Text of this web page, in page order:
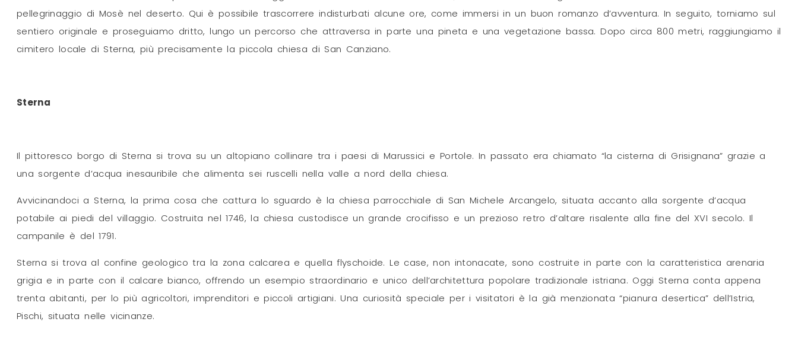
pellegrinaggio di Mosè nel deserto. Qui è possibile trascorrere indisturbati alcune ore, come immersi in un buon romanzo d’avventura. In seguito, torniamo sul
sentiero originale e proseguiamo dritto, lungo un percorso che attraversa in parte una pineta e una vegetazione bassa. Dopo circa 800 metri, raggiungiamo il
cimitero locale di Sterna, più precisamente la piccola chiesa di San Canziano.
Sterna
Il pittoresco borgo di Sterna si trova su un altopiano collinare tra i paesi di Marussici e Portole. In passato era chiamato “la cisterna di Grisignana” grazie a
una sorgente d’acqua inesauribile che alimenta sei ruscelli nella valle a nord della chiesa.
Avvicinandoci a Sterna, la prima cosa che cattura lo sguardo è la chiesa parrocchiale di San Michele Arcangelo, situata accanto alla sorgente d’acqua
potabile ai piedi del villaggio. Costruita nel 1746, la chiesa custodisce un grande crocifisso e un prezioso retro d’altare risalente alla fine del XVI secolo. Il
campanile è del 1791.
Sterna si trova al confine geologico tra la zona calcarea e quella flyschoide. Le case, non intonacate, sono costruite in parte con la caratteristica arenaria
grigia e in parte con il calcare bianco, offrendo un esempio straordinario e unico dell’architettura popolare tradizionale istriana. Oggi Sterna conta appena
trenta abitanti, per lo più agricoltori, imprenditori e piccoli artigiani. Una curiosità speciale per i visitatori è la già menzionata “pianura desertica” dell’Istria,
Pischi, situata nelle vicinanze.